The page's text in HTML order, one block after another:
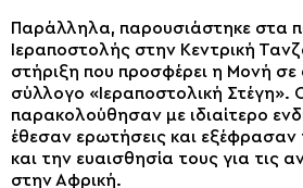
Παράλληλα, παρουσιάστηκε στα
Ιεραποστολής στην Κεντρική
στήριξη που προσφέρει η Μονή
σύλλογο «Ιεραποστολική Στέγη».
παρακολούθησαν με ιδιαίτερο
έθεσαν ερωτήσεις και
και την ευαισθησία τους για τις
στην Αφρική.